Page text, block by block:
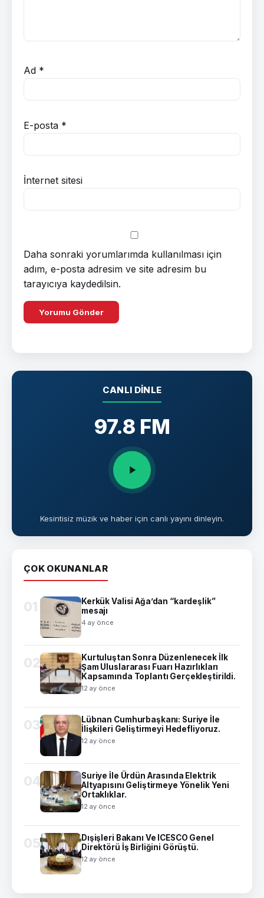
Ad *
E-posta *
İnternet sitesi
Daha sonraki yorumlarımda kullanılması için
adım, e-posta adresim ve site adresim bu
tarayıcıya kaydedilsin.
CANLI DINLE
97.8 FM
Kesintisiz müzik ve haber için canlı yayını dinleyin.
ÇOK OKUNANLAR
01
Kerkük Valisi Ağa’dan “kardeşlik”
mesajı
4 ay önce
02
Kurtuluştan Sonra Düzenlenecek İlk
Şam Uluslararası Fuarı Hazırlıkları
Kapsamında Toplantı Gerçekleştirildi.
12 ay önce
03
Lübnan Cumhurbaşkanı: Suriye İle
İlişkileri Geliştirmeyi Hedefliyoruz.
12 ay önce
04
Suriye İle Ürdün Arasında Elektrik
Altyapısını Geliştirmeye Yönelik Yeni
Ortaklıklar.
12 ay önce
05
Dışişleri Bakanı Ve ICESCO Genel
Direktörü İş Birliğini Görüştü.
12 ay önce